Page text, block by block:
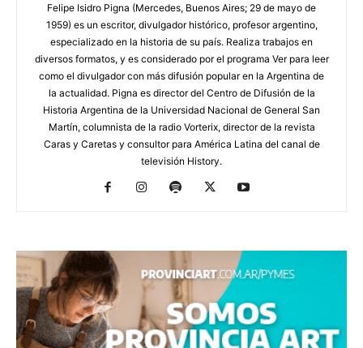
Felipe Isidro Pigna (Mercedes, Buenos Aires; 29 de mayo de
1959) es un escritor, divulgador histórico, profesor argentino,
especializado en la historia de su país. Realiza trabajos en
diversos formatos, y es considerado por el programa Ver para leer
como el divulgador con más difusión popular en la Argentina de
la actualidad. Pigna es director del Centro de Difusión de la
Historia Argentina de la Universidad Nacional de General San
Martín, columnista de la radio Vorterix, director de la revista
Caras y Caretas y consultor para América Latina del canal de
televisión History.